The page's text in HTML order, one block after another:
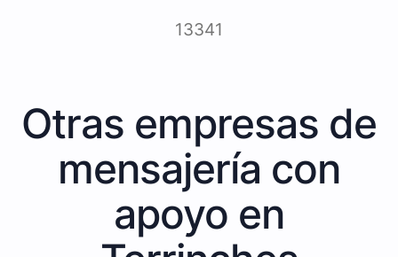
13341
Otras empresas de
mensajería con
apoyo en